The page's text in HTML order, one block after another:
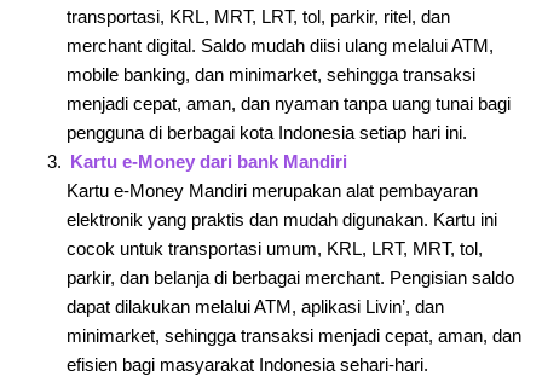
transportasi, KRL, MRT, LRT, tol, parkir, ritel, dan
merchant digital. Saldo mudah diisi ulang melalui ATM,
mobile banking, dan minimarket, sehingga transaksi
menjadi cepat, aman, dan nyaman tanpa uang tunai bagi
pengguna di berbagai kota Indonesia setiap hari ini.
Kartu e-Money dari bank Mandiri
Kartu e-Money Mandiri merupakan alat pembayaran
elektronik yang praktis dan mudah digunakan. Kartu ini
cocok untuk transportasi umum, KRL, LRT, MRT, tol,
parkir, dan belanja di berbagai merchant. Pengisian saldo
dapat dilakukan melalui ATM, aplikasi Livin’, dan
minimarket, sehingga transaksi menjadi cepat, aman, dan
efisien bagi masyarakat Indonesia sehari-hari.